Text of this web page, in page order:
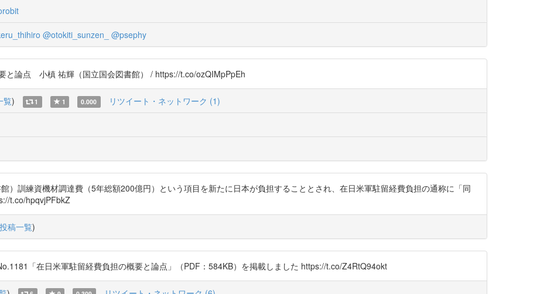
@otokiti_sunzen_ @psephy
論点 小槙 祐輝（国立国会図書館） / https://t.co/ozQIMpPpEh
覧) 1 1 0.000 リツイート・ネットワーク (1)
）訓練資機材調達費（5年総額200億円）という項目を新たに日本が負担することとされ、在日米軍駐留経費負担の通称に「同
t.co/hpqvjPFbkZ
投稿一覧)
「在日米軍駐留経費負担の概要と論点」（PDF：584KB）を掲載しました https://t.co/Z4RtQ94okt